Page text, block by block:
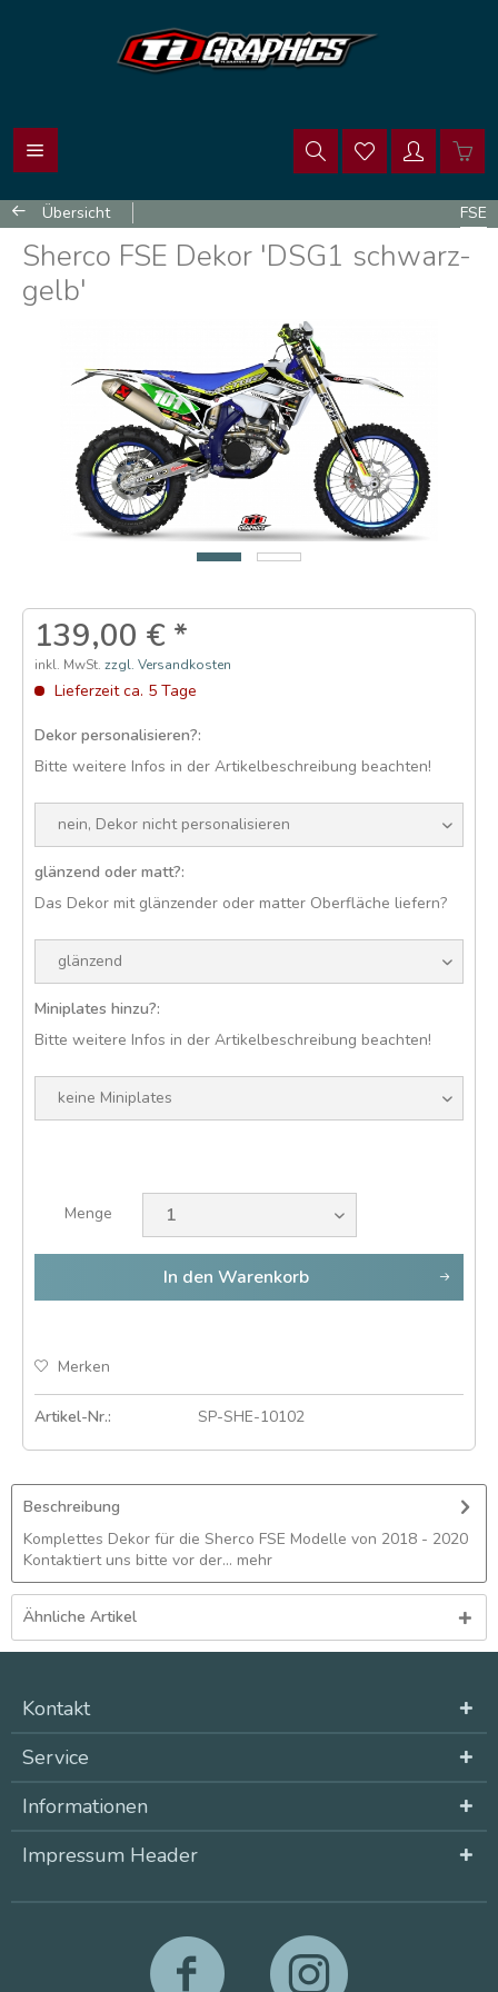
Übersicht FSE
Sherco FSE Dekor 'DSG1 schwarz-
gelb'
139,00 € *
inkl. MwSt. zzgl. Versandkosten
Lieferzeit ca. 5 Tage
Dekor personalisieren?:
Bitte weitere Infos in der Artikelbeschreibung beachten!
glänzend oder matt?:
Das Dekor mit glänzender oder matter Oberfläche liefern?
Miniplates hinzu?:
Bitte weitere Infos in der Artikelbeschreibung beachten!
Menge
In den Warenkorb
Merken
Artikel-Nr.: SP-SHE-10102
Beschreibung
Komplettes Dekor für die Sherco FSE Modelle von 2018 - 2020
Kontaktiert uns bitte vor der... mehr
Ähnliche Artikel
Kontakt
Service
Informationen
Impressum Header